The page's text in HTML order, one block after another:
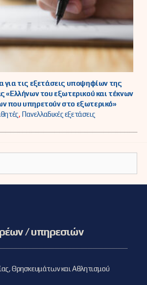
για τις εξετάσεις υποψηφίων της
«Ελλήνων του εξωτερικού και τέκνων
που υπηρετούν στο εξωτερικό»
, Πανελλαδικές εξετάσεις
/ υπηρεσιών
Θρησκευμάτων και Αθλητισμού